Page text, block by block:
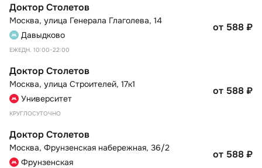
Доктор Столетов
Москва, улица Генерала Глаголева, 14
Давыдково
ЕЖЕДН. 10:00-22:00
от 588₽
Доктор Столетов
Москва, улица Строителей, 17к1
Университет
КРУГЛОСУТОЧНО
от 588₽
Доктор Столетов
Москва, Фрунзенская набережная, 36/2
Фрунзенская
от 588₽